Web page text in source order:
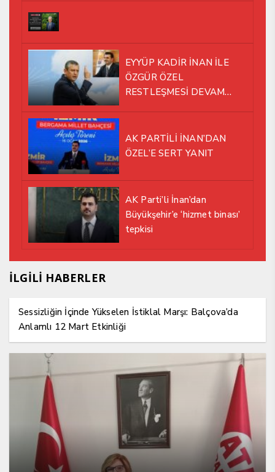
EYYÜP KADİR İNAN İLE
ÖZGÜR ÖZEL
RESTLEŞMESİ DEVAM
AK PARTİLİ İNAN’DAN
ÖZEL’E SERT YANIT
AK Parti’li İnan’dan
Büyükşehir’e ‘hizmet binası’
tepkisi
İLGİLİ HABERLER
Sessizliğin İçinde Yükselen İstiklal Marşı: Balçova’da
Anlamlı 12 Mart Etkinliği